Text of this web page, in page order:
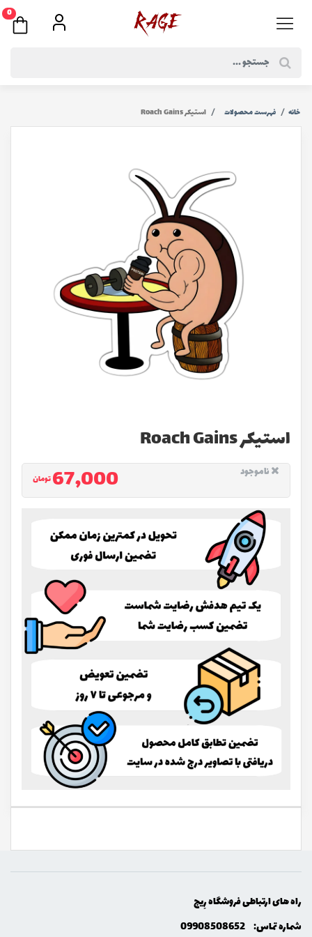
0
خانه فهرست محصولات استیکر Roach Gains
استیکر Roach Gains
ناموجود 67,000تومان
راه های ارتباطی فروشگاه رِيج
شماره تماس: 09908508652